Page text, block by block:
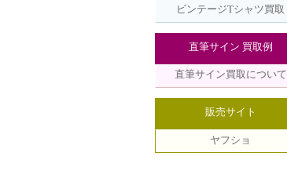
ビンテージTシャツ買取
直筆サイン 買取例
直筆サイン買取について
販売サイト
ヤフショ